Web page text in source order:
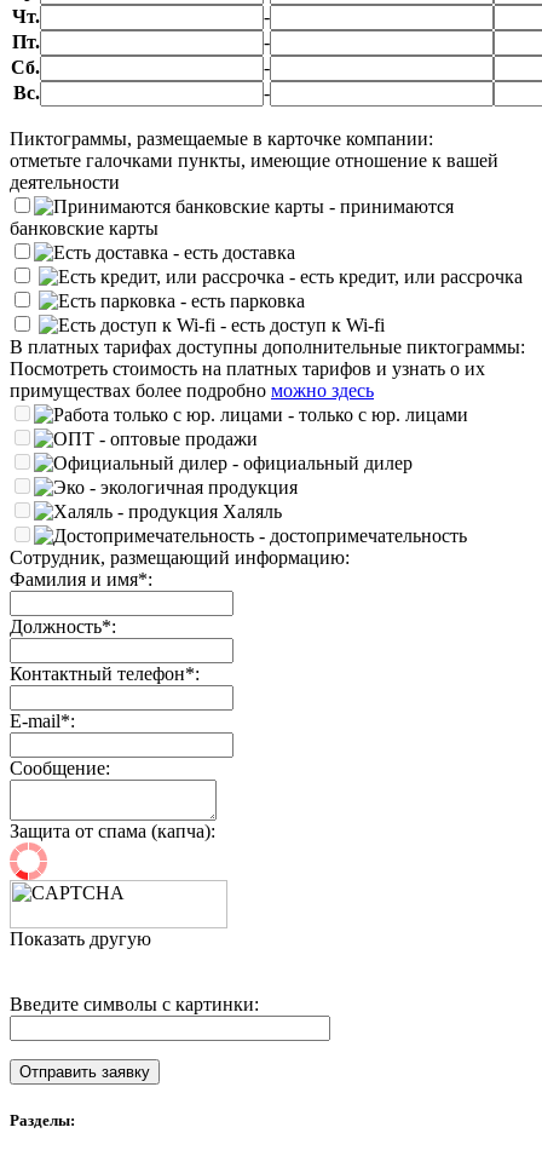
Чт.
-
Пт.
-
Сб.
-
Вс.
-
Пиктограммы, размещаемые в карточке компании:
отметьте галочками пункты, имеющие отношение к вашей
деятельности
- принимаются
банковские карты
- есть доставка
- есть кредит, или рассрочка
- есть парковка
- есть доступ к Wi-fi
В платных тарифах доступны дополнительные пиктограммы:
Посмотреть стоимость на платных тарифов и узнать о их
примуществах более подробно можно здесь
- только с юр. лицами
- оптовые продажи
- официальный дилер
- экологичная продукция
- продукция Халяль
- достопримечательность
Сотрудник, размещающий информацию:
Фамилия и имя*:
Должность*:
Контактный телефон*:
E-mail*:
Сообщение:
Защита от спама (капча):
Показать другую
Введите символы с картинки:
Разделы: